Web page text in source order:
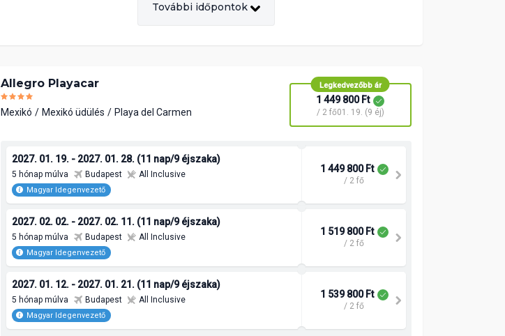
További időpontok
Allegro Playacar
Mexikó Mexikó üdülés Playa del Carmen
Legkedvezőbb ár
1 449 800 Ft
/ 2 fő01. 19. (9 éj)
2027. 01. 19. - 2027. 01. 28. (11 nap/9 éjszaka)
5 hónap múlva Budapest All Inclusive
Magyar Idegenvezető
1 449 800 Ft
/ 2 fő
2027. 02. 02. - 2027. 02. 11. (11 nap/9 éjszaka)
5 hónap múlva Budapest All Inclusive
Magyar Idegenvezető
1 519 800 Ft
/ 2 fő
2027. 01. 12. - 2027. 01. 21. (11 nap/9 éjszaka)
5 hónap múlva Budapest All Inclusive
Magyar Idegenvezető
1 539 800 Ft
/ 2 fő